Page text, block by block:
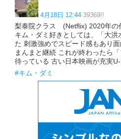
4月18日 12:44 39369!!
梨泰院クラス (Netflix) 2020年の
キム・ダミ好きとしては、「大
た 刺激強めでスピード感もあり
まんまと継続 これが終わったら
待っている 古い日本映画が充実
#キム・ダミ